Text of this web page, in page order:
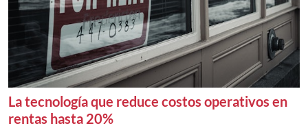
La tecnología que reduce costos operativos en
rentas hasta 20%